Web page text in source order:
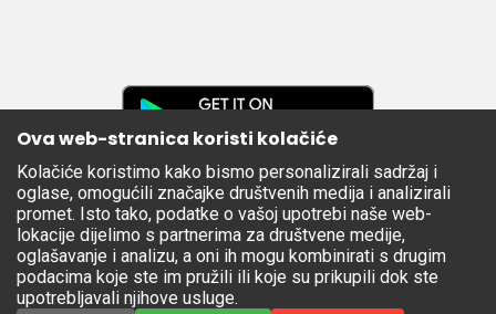
Apple
Store
Ova web-stranica koristi kolačiće
Kolačiće koristimo kako bismo personalizirali sadržaj i
oglase, omogućili značajke društvenih medija i analizirali
promet. Isto tako, podatke o vašoj upotrebi naše web-
lokacije dijelimo s partnerima za društvene medije,
oglašavanje i analizu, a oni ih mogu kombinirati s drugim
podacima koje ste im pružili ili koje su prikupili dok ste
upotrebljavali njihove usluge.